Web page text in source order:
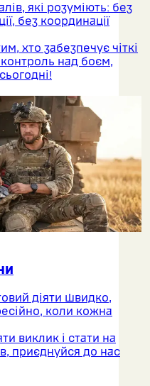
які розуміють: без
без координації
хто забезпечує чіткі
над боєм,
діяти швидко,
коли кожна
виклик і стати на
приєднуйся до нас